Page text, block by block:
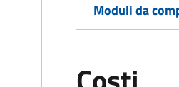
Moduli da